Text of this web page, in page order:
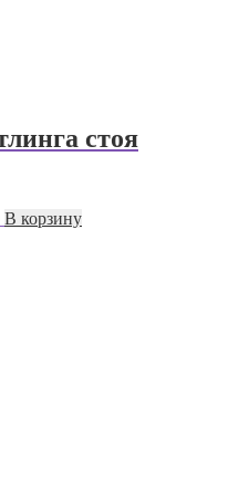
стоя
Текущая
цена:
В корзину